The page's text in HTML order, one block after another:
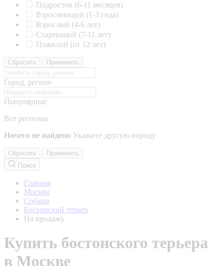
Подросток (6-11 месяцев)
Взрослеющий (1-3 года)
Взрослый (4-6 лет)
Стареющий (7-11 лет)
Пожилой (от 12 лет)
Сбросить Применить
Город, регион
Популярные
Все регионы
Ничего не найдено Укажите другую породу
Сбросить
Применить
Поиск
Главная
Москва
Собаки
Бостонский терьер
На продажу
Купить бостонского терьера
в Москве